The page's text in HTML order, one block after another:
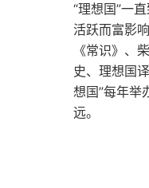
“理想国”一
活跃而富影
《常识》、
史、理想国
想国”每年举
远。